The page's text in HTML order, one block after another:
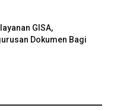
GISA,
Dokumen Bagi